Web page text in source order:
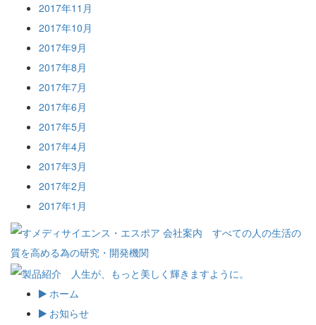
2017年11月
2017年10月
2017年9月
2017年8月
2017年7月
2017年6月
2017年5月
2017年4月
2017年3月
2017年2月
2017年1月
ホーム
お知らせ